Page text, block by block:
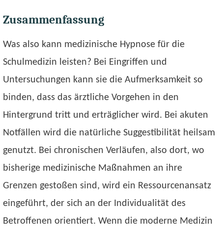
Zusammenfassung
Was also kann medizinische Hypnose für die
Schulmedizin leisten? Bei Eingriffen und
Untersuchungen kann sie die Aufmerksamkeit so
binden, dass das ärztliche Vorgehen in den
Hintergrund tritt und erträglicher wird. Bei akuten
Notfällen wird die natürliche Suggestibilität heilsam
genutzt. Bei chronischen Verläufen, also dort, wo
bisherige medizinische Maßnahmen an ihre
Grenzen gestoßen sind, wird ein Ressourcenansatz
eingeführt, der sich an der Individualität des
Betroffenen orientiert. Wenn die moderne Medizin